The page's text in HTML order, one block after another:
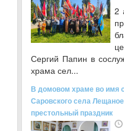
2
Сергий Папин в
храма сел...
В домовом храме во имя
Саровского села
престольный праздник